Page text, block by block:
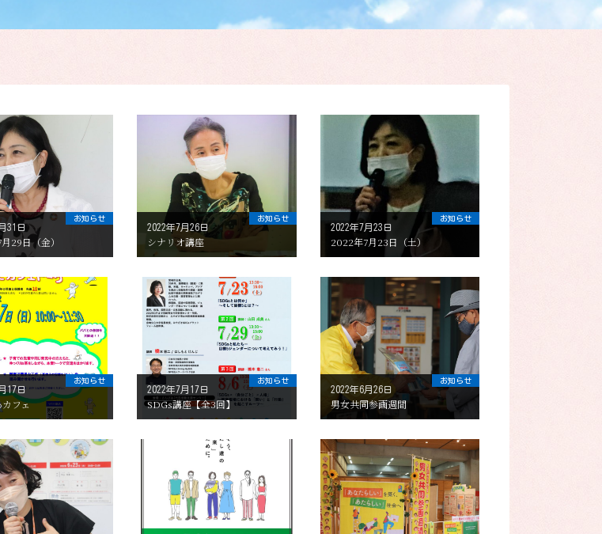
31日
お知らせ
29日（金）
2022年7月26日
お知らせ
シナリオ講座
2022年7月23日
お知らせ
2022年7月23日（土）
17日
お知らせ
フェ
2022年7月17日
お知らせ
SDGs講座【全3回】
2022年6月26日
お知らせ
男女共同参画週間